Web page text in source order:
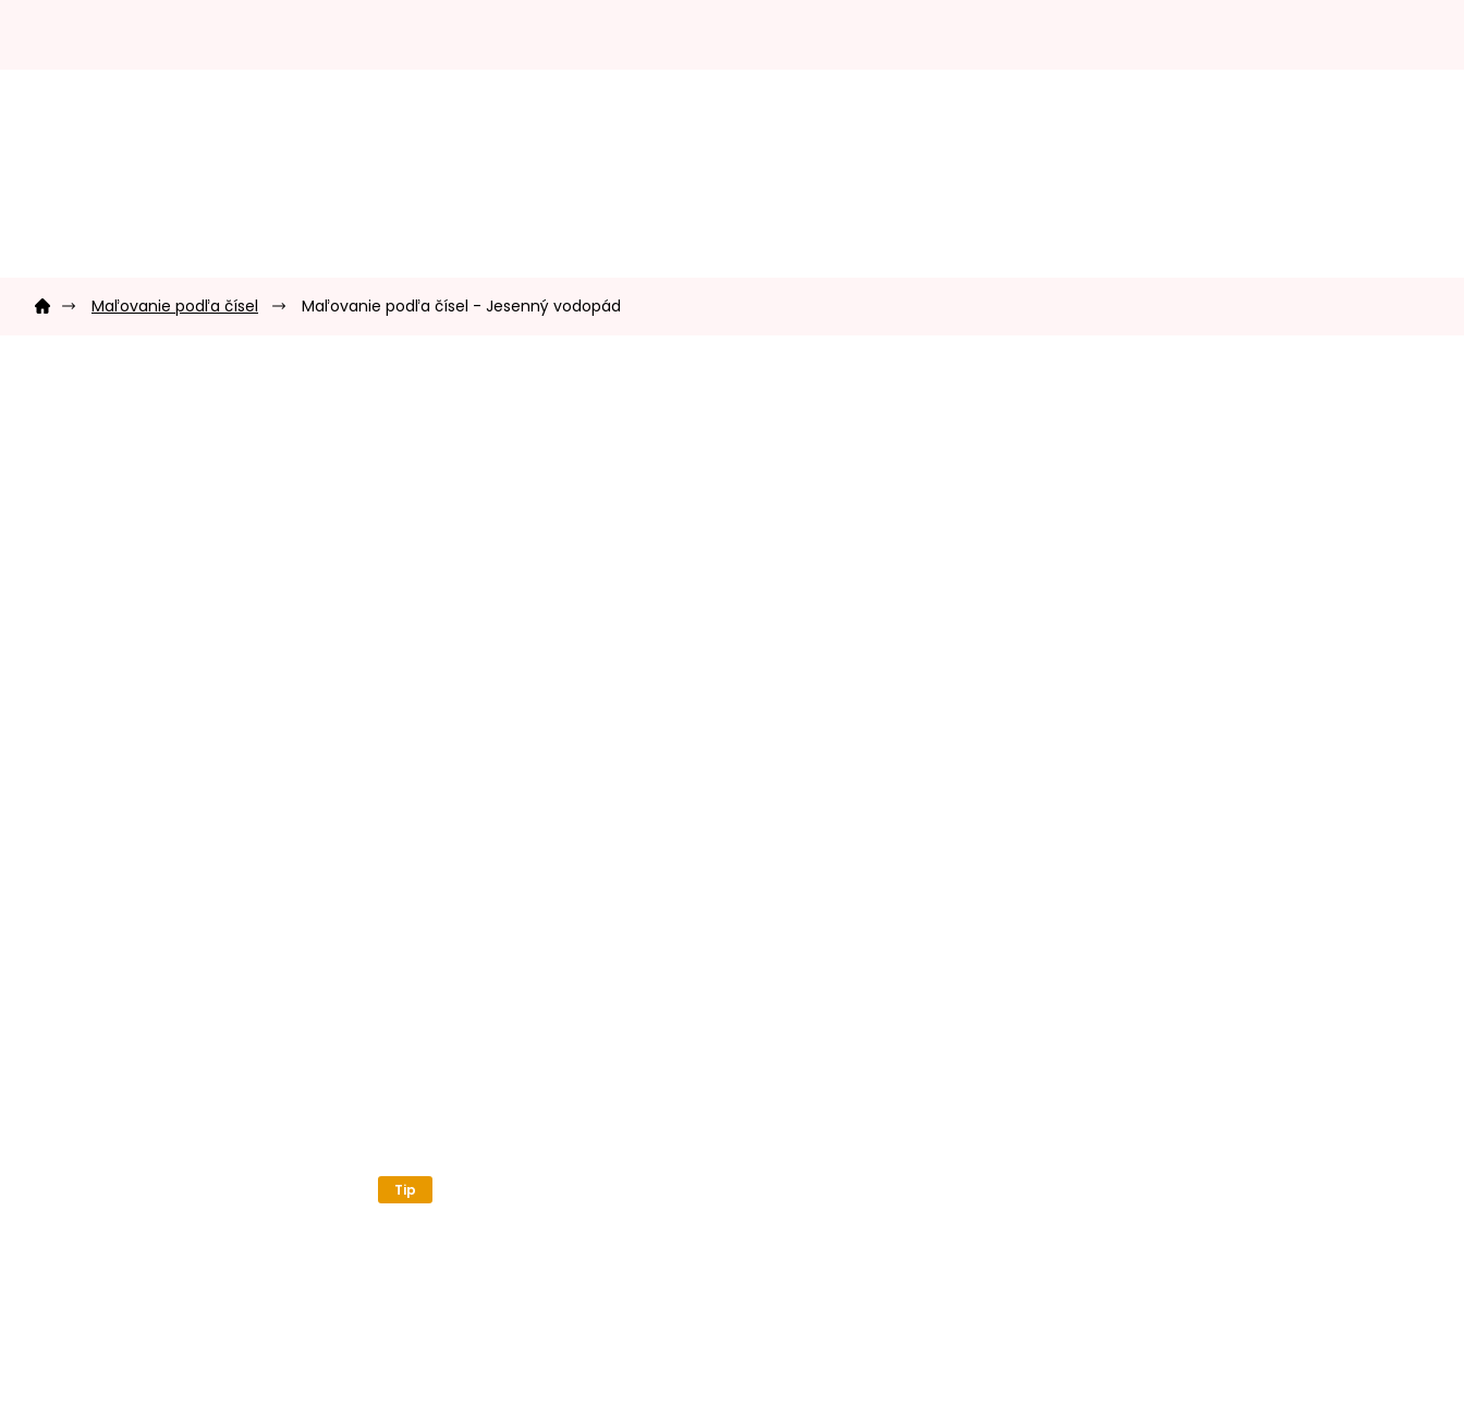
Domov Maľovanie podľa čísel Maľovanie podľa čísel - Jesenný vodopád
Tip